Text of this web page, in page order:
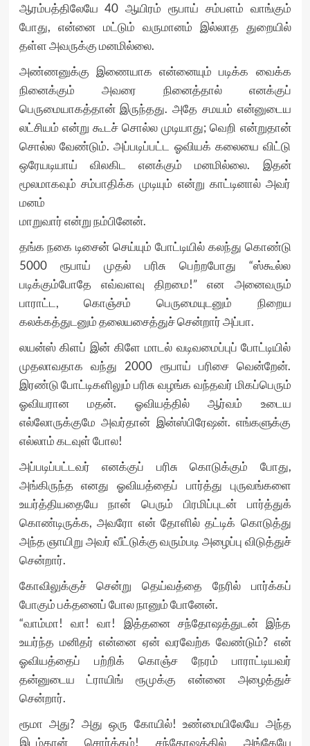
ஆரம்பத்திலேயே 40 ஆயிரம் ரூபாய் சம்பளம் வாங்கும்
போது, என்னை மட்டும் வருமானம் இல்லாத துறையில்
தள்ள அவருக்கு மனமில்லை.
அண்ணனுக்கு இணையாக என்னையும் படிக்க வைக்க
நினைக்கும் அவரை நினைத்தால் எனக்குப்
பெருமையாகத்தான் இருந்தது. அதே சமயம் என்னுடைய
லட்சியம் என்று கூடச் சொல்ல முடியாது; வெறி என்றுதான்
சொல்ல வேண்டும். அப்படிப்பட்ட ஓவியக் கலையை விட்டு
ஒரேயடியாய் விலகிட எனக்கும் மனமில்லை. இதன்
மூலமாகவும் சம்பாதிக்க முடியும் என்று காட்டினால் அவர்
மனம்
மாறுவார் என்று நம்பினேன்.
தங்க நகை டிசைன் செய்யும் போட்டியில் கலந்து கொண்டு
5000 ரூபாய் முதல் பரிசு பெற்றபோது “ஸ்கூல்ல
படிக்கும்போதே எவ்வளவு திறமை!” என அனைவரும்
பாராட்ட, கொஞ்சம் பெருமையுடனும் நிறைய
கலக்கத்துடனும் தலையசைத்துச் சென்றார் அப்பா.
லயன்ஸ் கிளப் இன் கிளே மாடல் வடிவமைப்புப் போட்டியில்
முதலாவதாக வந்து 2000 ரூபாய் பரிசை வென்றேன்.
இரண்டு போட்டிகளிலும் பரிசு வழங்க வந்தவர் மிகப்பெரும்
ஓவியரான மதன். ஓவியத்தில் ஆர்வம் உடைய
எல்லோருக்குமே அவர்தான் இன்ஸ்பிரேஷன். எங்களுக்கு
எல்லாம் கடவுள் போல!
அப்படிப்பட்டவர் எனக்குப் பரிசு கொடுக்கும் போது,
அங்கிருந்த எனது ஓவியத்தைப் பார்த்து புருவங்களை
உயர்த்தியதையே நான் பெரும் பிரமிப்புடன் பார்த்துக்
கொண்டிருக்க, அவரோ என் தோளில் தட்டிக் கொடுத்து
அந்த ஞாயிறு அவர் வீட்டுக்கு வரும்படி அழைப்பு விடுத்துச்
சென்றார்.
கோவிலுக்குச் சென்று தெய்வத்தை நேரில் பார்க்கப்
போகும் பக்தனைப் போல நானும் போனேன்.
“வாம்மா! வா! வா! இத்தனை சந்தோஷத்துடன் இந்த
உயர்ந்த மனிதர் என்னை ஏன் வரவேற்க வேண்டும்? என்
ஓவியத்தைப் பற்றிக் கொஞ்ச நேரம் பாராட்டியவர்
தன்னுடைய ட்ராயிங் ரூமுக்கு என்னை அழைத்துச்
சென்றார்.
ரூமா அது? அது ஒரு கோயில்! உண்மையிலேயே அந்த
இடம்தான் சொர்க்கம்! சந்தோஷத்தில் அங்கேயே